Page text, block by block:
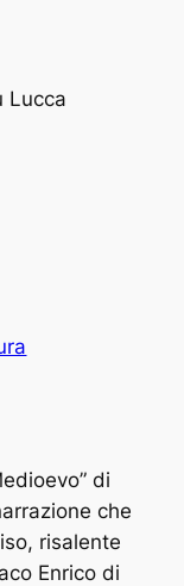
Lucca
di
che
risalente
Enrico di